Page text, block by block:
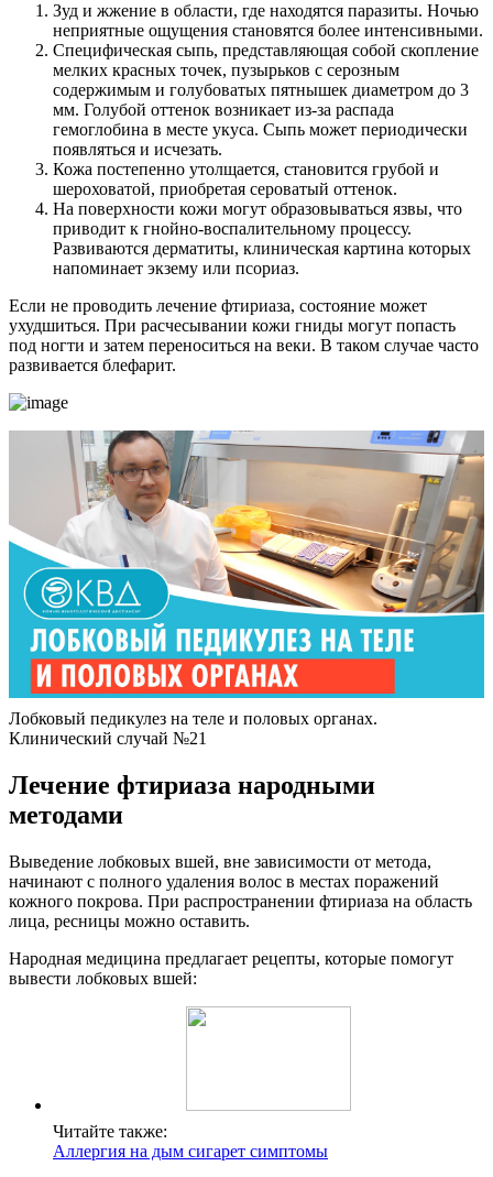
Зуд и жжение в области, где находятся паразиты. Ночью
неприятные ощущения становятся более интенсивными.
Специфическая сыпь, представляющая собой скопление
мелких красных точек, пузырьков с серозным
содержимым и голубоватых пятнышек диаметром до 3
мм. Голубой оттенок возникает из-за распада
гемоглобина в месте укуса. Сыпь может периодически
появляться и исчезать.
Кожа постепенно утолщается, становится грубой и
шероховатой, приобретая сероватый оттенок.
На поверхности кожи могут образовываться язвы, что
приводит к гнойно-воспалительному процессу.
Развиваются дерматиты, клиническая картина которых
напоминает экзему или псориаз.
Если не проводить лечение фтириаза, состояние может
ухудшиться. При расчесывании кожи гниды могут попасть
под ногти и затем переноситься на веки. В таком случае часто
развивается блефарит.
Лобковый педикулез на теле и половых органах.
Клинический случай №21
Лечение фтириаза народными
методами
Выведение лобковых вшей, вне зависимости от метода,
начинают с полного удаления волос в местах поражений
кожного покрова. При распространении фтириаза на область
лица, ресницы можно оставить.
Народная медицина предлагает рецепты, которые помогут
вывести лобковых вшей:
Читайте также:
Аллергия на дым сигарет симптомы